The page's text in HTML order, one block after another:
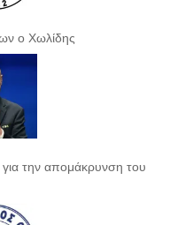
ο Χωλίδης
για την απομάκρυνση του